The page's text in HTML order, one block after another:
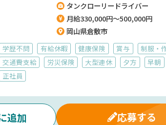
タンクローリードライバー
月給330,000円～500,000円
岡山県倉敷市
学歴不問 有給休暇 健康保険 賞与 制服・
交通費支給 労災保険 大型連休 夕方 早朝
正社員
追加 応募する